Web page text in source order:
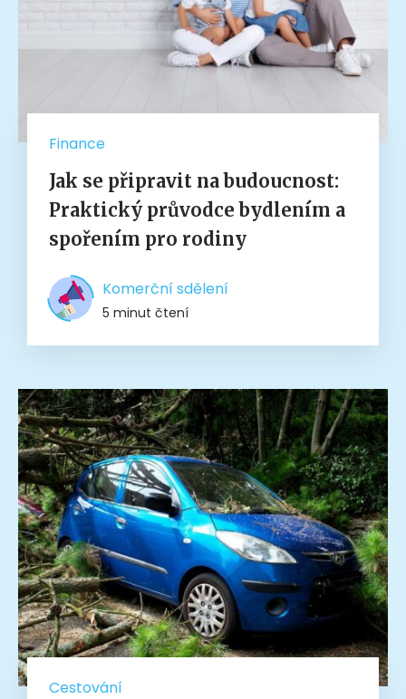
Finance
Jak se připravit na budoucnost:
Praktický průvodce bydlením a
spořením pro rodiny
Komerční sdělení
5 minut čtení
Cestování